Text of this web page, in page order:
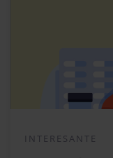
INTERESANTE